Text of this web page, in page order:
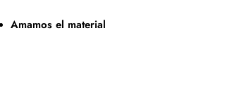
Amamos el material